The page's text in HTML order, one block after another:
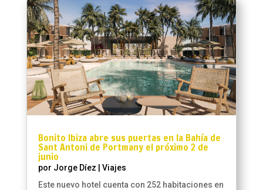
Bonito Ibiza abre sus puertas en la Bahía de
Sant Antoni de Portmany el próximo 2 de
junio
por Jorge Díez | Viajes
Este nuevo hotel cuenta con 252 habitaciones en